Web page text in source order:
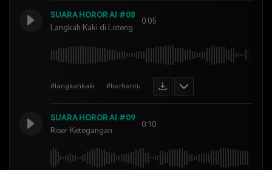
SUARA HOROR AI #08
Langkah Kaki di Loteng
0:05
#langkahkaki #berhantu
SUARA HOROR AI #09
Riser Ketegangan
0:10